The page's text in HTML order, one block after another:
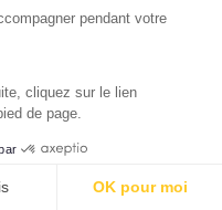
pendant votre
cliquez sur le lien
de page.
OK pour moi
Lyon 6
Paris 8
Paris 16
Paris 20